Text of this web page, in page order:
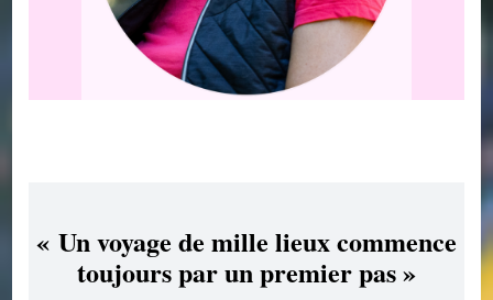
« Un voyage de mille lieux commence
toujours par un premier pas »